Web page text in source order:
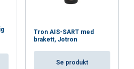
Tron AIS-SART med
brakett, Jotron
Se produkt